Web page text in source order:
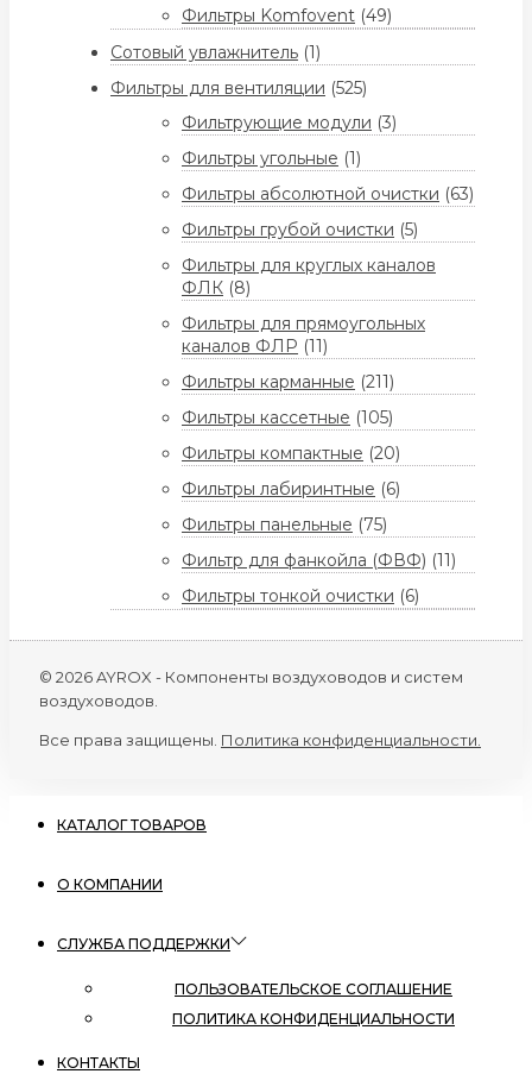
Фильтры Komfovent (49)
Сотовый увлажнитель (1)
Фильтры для вентиляции (525)
Фильтрующие модули (3)
Фильтры угольные (1)
Фильтры абсолютной очистки (63)
Фильтры грубой очистки (5)
Фильтры для круглых каналов
ФЛК (8)
Фильтры для прямоугольных
каналов ФЛР (11)
Фильтры карманные (211)
Фильтры кассетные (105)
Фильтры компактные (20)
Фильтры лабиринтные (6)
Фильтры панельные (75)
Фильтр для фанкойла (ФВФ) (11)
Фильтры тонкой очистки (6)
© 2026 AYROX - Компоненты воздуховодов и систем
воздуховодов.
Все права защищены. Политика конфиденциальности.
КАТАЛОГ ТОВАРОВ
О КОМПАНИИ
СЛУЖБА ПОДДЕРЖКИ
ПОЛЬЗОВАТЕЛЬСКОЕ СОГЛАШЕНИЕ
ПОЛИТИКА КОНФИДЕНЦИАЛЬНОСТИ
КОНТАКТЫ